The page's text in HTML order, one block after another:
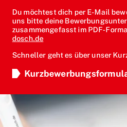
Du möchtest dich per E-Mail
uns bitte deine
zusammengefasst im PDF-
dosch.de
Schneller geht es über unser